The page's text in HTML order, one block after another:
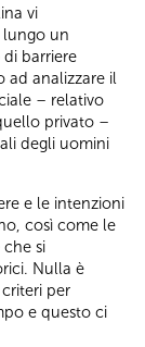
vi
lungo un
barriere
ad analizzare il
– relativo
privato –
degli uomini
e le intenzioni
così come le
si
Nulla è
per
e questo ci